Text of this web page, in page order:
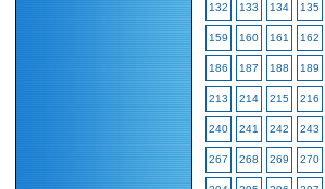
132 133 134 135
159 160 161 162
186 187 188 189
213 214 215 216
240 241 242 243
267 268 269 270